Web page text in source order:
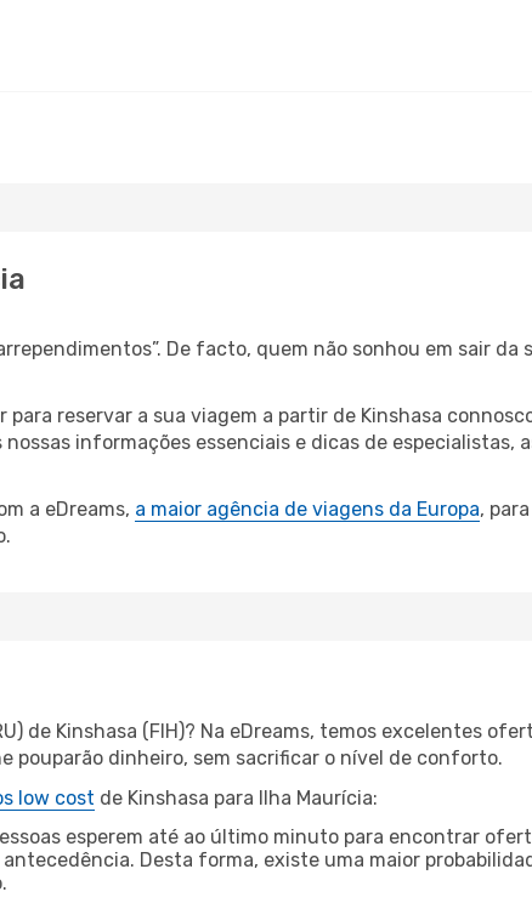
De facto, quem não sonhou em sair
reservar a sua viagem a partir de Kinshasa
informações essenciais e dicas de especialistas,
a eDreams, a maior agência de viagens da Europa,
de Kinshasa (FIH)? Na eDreams, temos excelentes
pouparão dinheiro, sem sacrificar o nível de conforto.
low cost de Kinshasa para Ilha Maurícia:
esperem até ao último minuto para encontrar
Desta forma, existe uma maior